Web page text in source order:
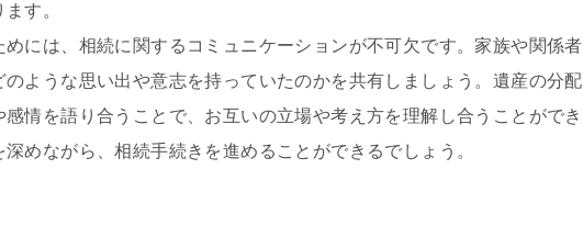
す。
には、相続に関するコミュニケーションが不可欠です。家族や関係者
ような思い出や意志を持っていたのかを共有しましょう。遺産の分配
情を語り合うことで、お互いの立場や考え方を理解し合うことができ
めながら、相続手続きを進めることができるでしょう。